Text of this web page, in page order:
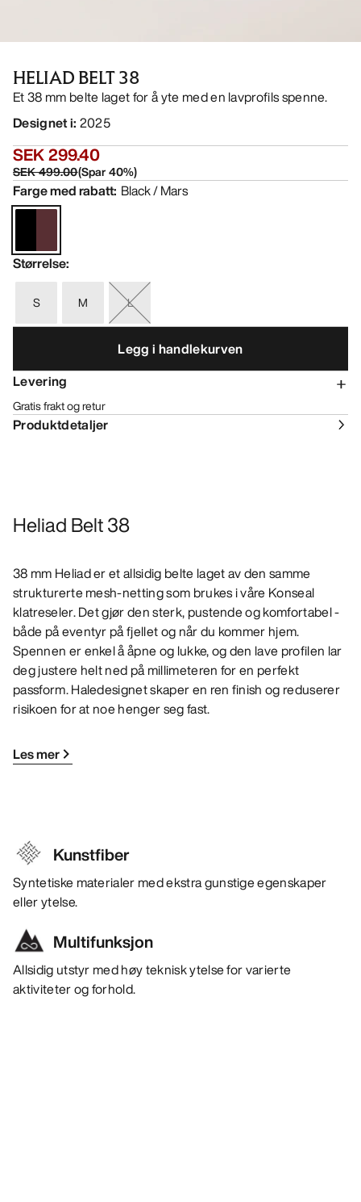
HELIAD BELT 38
Et 38 mm belte laget for å yte med en lavprofils spenne.
Designet i: 2025
SEK 299.40
SEK 499.00(Spar40%)
Farge med rabatt: Black / Mars
Størrelse:
S M L
Legg i handlekurven
Levering
Gratis frakt og retur
Produktdetaljer
Heliad Belt 38
38 mm Heliad er et allsidig belte laget av den samme
strukturerte mesh-netting som brukes i våre Konseal
klatreseler. Det gjør den sterk, pustende og komfortabel -
både på eventyr på fjellet og når du kommer hjem.
Spennen er enkel å åpne og lukke, og den lave profilen lar
deg justere helt ned på millimeteren for en perfekt
passform. Haledesignet skaper en ren finish og reduserer
risikoen for at noe henger seg fast.
Les mer
Kunstfiber
Syntetiske materialer med ekstra gunstige egenskaper
eller ytelse.
Multifunksjon
Allsidig utstyr med høy teknisk ytelse for varierte
aktiviteter og forhold.